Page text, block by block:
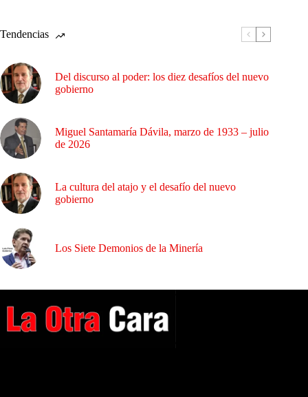
Tendencias
Del discurso al poder: los diez desafíos del nuevo
gobierno
Miguel Santamaría Dávila, marzo de 1933 – julio
de 2026
La cultura del atajo y el desafío del nuevo
gobierno
Los Siete Demonios de la Minería